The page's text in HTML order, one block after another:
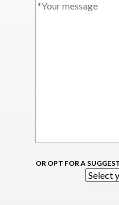
OR OPT FOR A